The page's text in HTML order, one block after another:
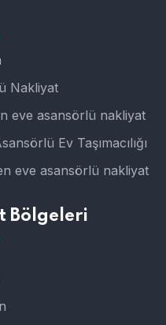
Nakliyat
eve asansörlü nakliyat
Ev Taşımacılığı
eve asansörlü nakliyat
Bölgeleri